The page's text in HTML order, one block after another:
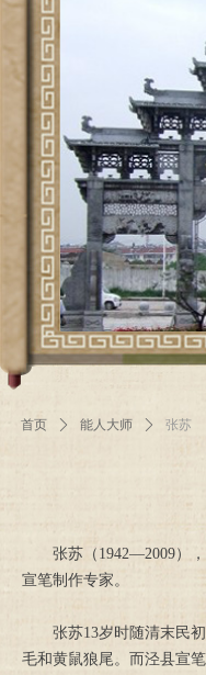
首页 ꄲ 能人大师 ꄲ 张苏
张苏（1942—2009）
宣笔制作专家。
张苏13岁时随清末民初
毛和黄鼠狼尾。而泾县宣